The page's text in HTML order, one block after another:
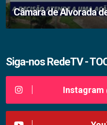
Câmara de Alvorada
Siga-nos RedeTV -
Instagram